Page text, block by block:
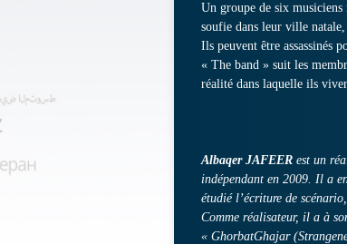
Un groupe de six
soufie dans leur ville
Ils peuvent être assassinés
« The band » suit les
réalité dans laquelle ils
Albaqer JAFEER est un
indépendant en 2009. Il a
étudié l’écriture de
Comme réalisateur, il a à
« GhorbatGhajar